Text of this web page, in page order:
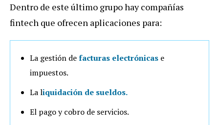
Dentro de este último grupo hay compañías
fintech que ofrecen aplicaciones para:
La gestión defacturas electrónicas e
impuestos.
La liquidación de sueldos.
El pago y cobro de servicios.